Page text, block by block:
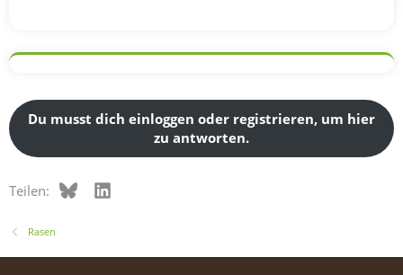
Du musst dich einloggen oder registrieren, um hier
zu antworten.
Teilen: BlueskyLinkedIn
Rasen